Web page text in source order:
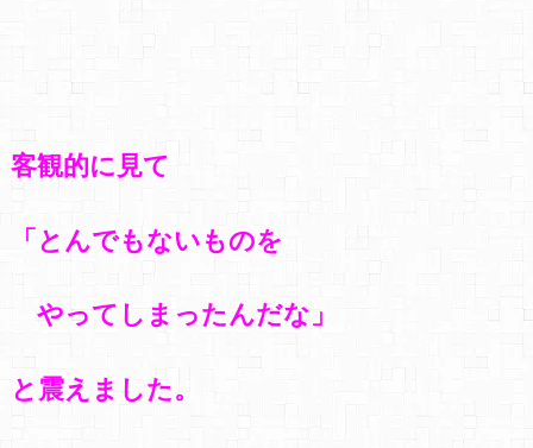
客観的に見て
「とんでもないものを
やってしまったんだな」
と震えました。